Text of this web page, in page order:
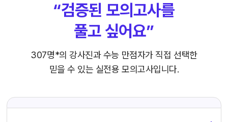
“검증된 모의고사를
풀고 싶어요”
307명*의 강사진과 수능 만점자가직접 선택한
믿을 수 있는 실전용 모의고사입니다.